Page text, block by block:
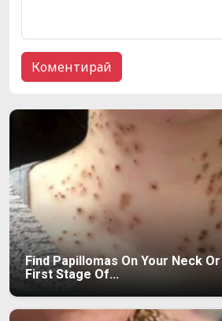
Find Papillomas On Your Neck
First Stage Of...